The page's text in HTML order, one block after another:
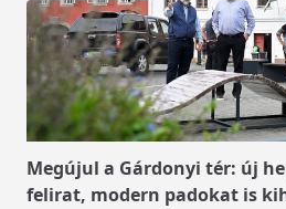
Megújul a Gárdonyi tér: új
felirat, modern padokat is